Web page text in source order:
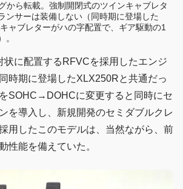
から転載。強制開閉式のツインキャブレタ
ンサーは装備しない（同時期に登場した
ャブレターがハの字配置で、ギア駆動の1
。
状に配置するRFVCを採用したエンジ
時期に登場したXLX250Rと共通だっ
SOHC→DOHCに変更すると同時にセ
を導入し、新規開発のセミダブルクレ
用したこのモデルは、当然ながら、前
性能を備えていた。